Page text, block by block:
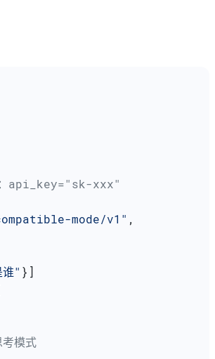
：api_key="sk-xxx"
mode/v1" ,
谁" }]
模式